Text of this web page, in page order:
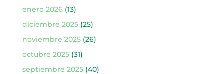
enero 2026(13)
diciembre 2025(25)
noviembre 2025(26)
octubre 2025(31)
septiembre 2025(40)